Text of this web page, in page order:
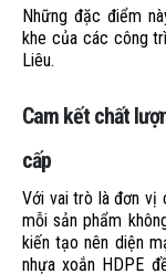
Những đặc điểm
khe của các công
Liêu.
Cam kết chất
cấp
Với vai trò là đơn vị
mỗi sản phẩm
kiến tạo nên diện
nhựa xoắn HDPE